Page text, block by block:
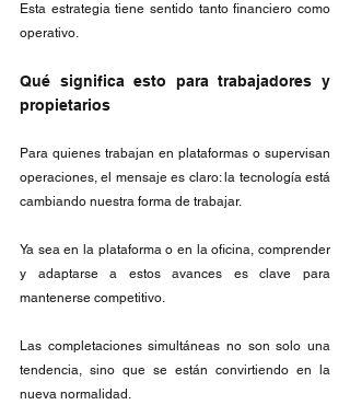
Esta estrategia tiene sentido tanto financiero como
operativo.
Qué significa esto para trabajadores y
propietarios
Para quienes trabajan en plataformas o supervisan
operaciones, el mensaje es claro: la tecnología está
cambiando nuestra forma de trabajar.
Ya sea en la plataforma o en la oficina, comprender
y adaptarse a estos avances es clave para
mantenerse competitivo.
Las completaciones simultáneas no son solo una
tendencia, sino que se están convirtiendo en la
nueva normalidad.